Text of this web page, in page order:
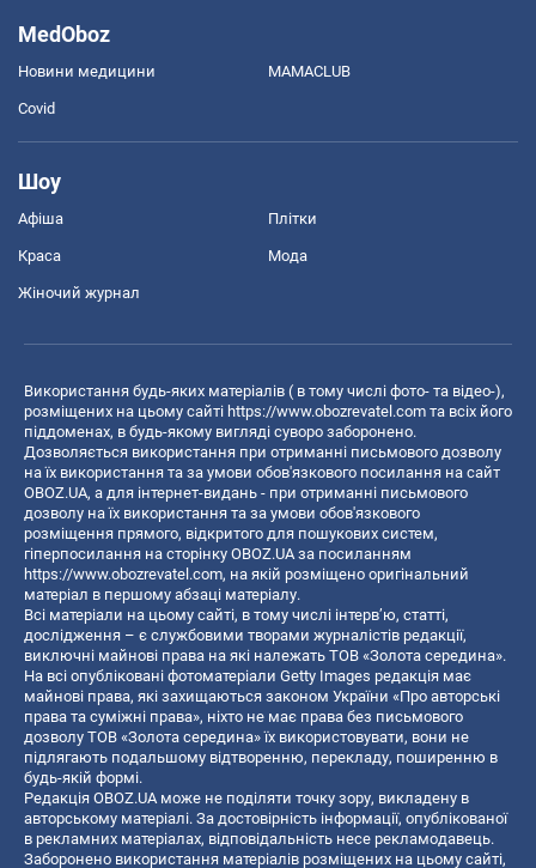
MedOboz
Новини медицини MAMACLUB
Covid
Шоу
Афіша Плітки
Краса Мода
Жіночий журнал
Використання будь-яких матеріалів ( в тому числі фото- та відео-),
розміщених на цьому сайті https://www.obozrevatel.com та всіх його
піддоменах, в будь-якому вигляді суворо заборонено.
Дозволяється використання при отриманні письмового дозволу
на їх використання та за умови обов'язкового посилання на сайт
OBOZ.UA, а для інтернет-видань - при отриманні письмового
дозволу на їх використання та за умови обов'язкового
розміщення прямого, відкритого для пошукових систем,
гіперпосилання на сторінку OBOZ.UA за посиланням
https://www.obozrevatel.com, на якій розміщено оригінальний
матеріал в першому абзаці матеріалу.
Всі матеріали на цьому сайті, в тому числі інтерв’ю, статті,
дослідження – є службовими творами журналістів редакції,
виключні майнові права на які належать ТОВ «Золота середина».
На всі опубліковані фотоматеріали Getty Images редакція має
майнові права, які захищаються законом України «Про авторські
права та суміжні права», ніхто не має права без письмового
дозволу ТОВ «Золота середина» їх використовувати, вони не
підлягають подальшому відтворенню, перекладу, поширенню в
будь-якій формі.
Редакція OBOZ.UA може не поділяти точку зору, викладену в
авторському матеріалі. За достовірність інформації, опублікованої
в рекламних матеріалах, відповідальність несе рекламодавець.
Заборонено використання матеріалів розміщених на цьому сайті,